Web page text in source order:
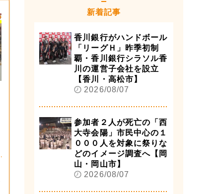
新着記事
香川銀行がハンドボール
「リーグＨ」昨季初制
覇・香川銀行シラソル香
川の運営子会社を設立
【香川・高松市】
2026/08/07
参加者２人が死亡の「西
大寺会陽」市民中心の１
０００人を対象に祭りな
どのイメージ調査へ【岡
山・岡山市】
2026/08/07